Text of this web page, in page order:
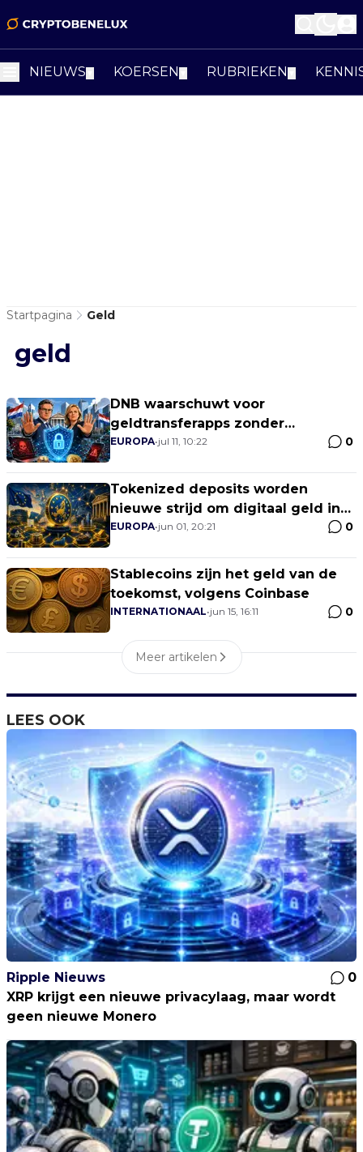
NIEUWS KOERSEN RUBRIEKEN
Startpagina Geld
geld
DNB waarschuwt voor
geldtransferapps zonder
vergunning
EUROPA•jul 11, 10:22 0
Tokenized deposits worden
nieuwe strijd om digitaal geld in
Europa
EUROPA•jun 01, 20:21 0
Stablecoins zijn het geld van de
toekomst, volgens Coinbase
INTERNATIONAAL•jun 15, 16:11 0
Meer artikelen
LEES OOK
Ripple Nieuws
0
XRP krijgt een nieuwe privacylaag, maar wordt
geen nieuwe Monero